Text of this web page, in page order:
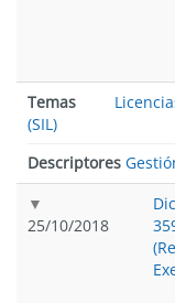
Temas
(SIL)
Descriptores
25/10/2018